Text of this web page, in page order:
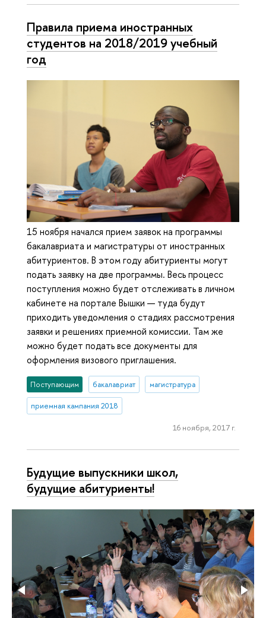
Правила приема иностранных
студентов на 2018/2019 учебный
год
15 ноября начался прием заявок на программы
бакалавриата и магистратуры от иностранных
абитуриентов. В этом году абитуриенты могут
подать заявку на две программы. Весь процесс
поступления можно будет отслеживать в личном
кабинете на портале Вышки — туда будут
приходить уведомления о стадиях рассмотрения
заявки и решениях приемной комиссии. Там же
можно будет подать все документы для
оформления визового приглашения.
Поступающим бакалавриат магистратура
приемная кампания 2018
16 ноября, 2017 г.
Будущие выпускники школ,
будущие абитуриенты!